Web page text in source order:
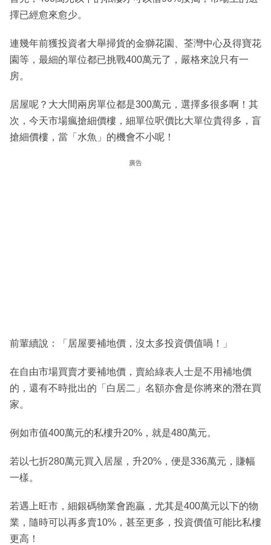
擇已經愈來愈少。
連幾年前獲投資者大舉掃貨的金獅花園、荃灣中心及得寶花
園等，最細的單位都已挑戰400萬元了，嚴格來說只有一
房。
居屋呢？大大間兩房單位都是300萬元，選擇多很多啊！其
次，今天市場瘋搶細價樓，細單位呎價比大單位貴得多，盲
搶細價樓，當「水魚」的機會不小呢！
廣告
前輩續說：「居屋要補地價，沒太多投資價值喎！」
在自由市場買賣才要補地價，賣給綠表人士是不用補地價
的，還有不時批出的「白居二」名額亦會是你將來的潛在買
家。
例如市值400萬元的私樓升20%，就是480萬元。
若以七折280萬元買入居屋，升20%，便是336萬元，賺幅
一樣。
若遇上旺市，細銀碼物業會跑贏，尤其是400萬元以下的物
業，隨時可以再多賣10%，甚至更多，投資價值可能比私樓
更高！